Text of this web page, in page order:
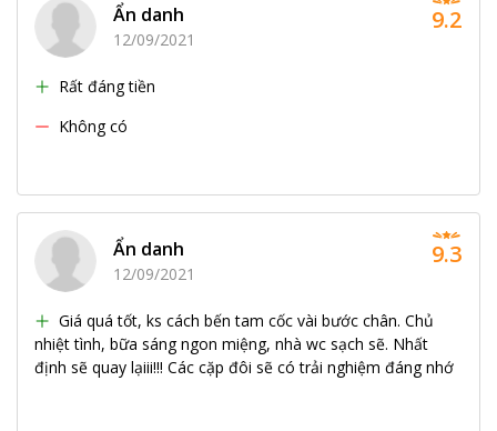
Ẩn danh
12/09/2021
Rất đáng tiền
Không có
9.2
Ẩn danh
12/09/2021
Giá quá tốt, ks cách bến tam cốc vài bước chân. Chủ
nhiệt tình, bữa sáng ngon miệng, nhà wc sạch sẽ. Nhất
định sẽ quay lạiii!!! Các cặp đôi sẽ có trải nghiệm đáng nhớ
9.3